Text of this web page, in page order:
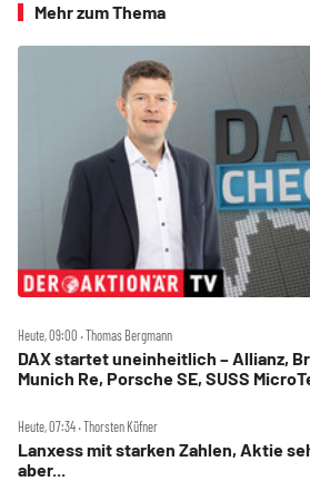
Mehr zum Thema
Heute, 09:00 ‧ Thomas Bergmann
DAX startet uneinheitlich – Allianz,
Munich Re, Porsche SE, SUSS
Heute, 07:34 ‧ Thorsten Küfner
Lanxess mit starken Zahlen, Aktie
aber...